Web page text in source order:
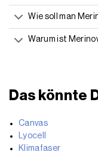
Wie soll man
Warum ist
Das könnte
Canvas
Lyocell
Klimafaser